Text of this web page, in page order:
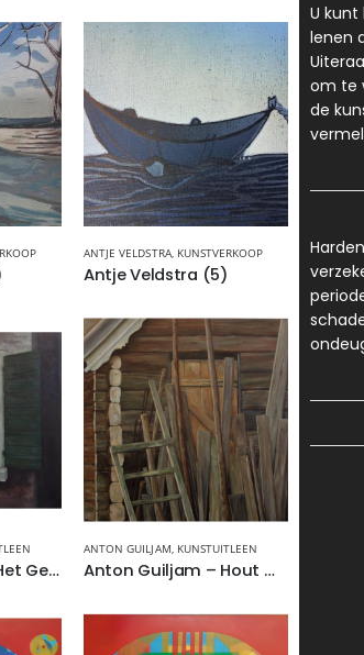
ANTJE VELDSTRA, KUNSTVERKOOP
Antje Veldstra (5)
Anton Guiljam – Het Gesprek
ANTON GUILJAM KUNSTUITLEEN
Anton Guiljam – Hout moet
U
lenen
om te
de